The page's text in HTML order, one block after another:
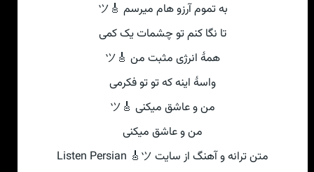
به تموم آرزو هام میرسم 🎸ツ
تا نگا کنم تو چشمات یک کمی‌
همهٔ انرژی مثبت من 🎸ツ
واسهٔ اینه که تو تو فکرمی
من و عاشق میکنی‌ 🎸ツ
من و عاشق میکنی‌
متن ترانه و آهنگ از سایت Listen Persian 🎸ツ